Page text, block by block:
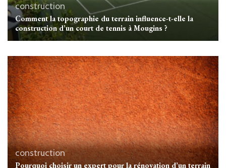
construction
Comment la topographie du terrain influence-t-elle la
construction d’un court de tennis à Mougins ?
construction
Pourquoi choisir un expert pour la rénovation d’un terrain